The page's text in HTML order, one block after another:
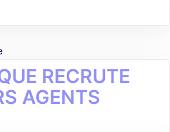
RECRUTE
AGENTS